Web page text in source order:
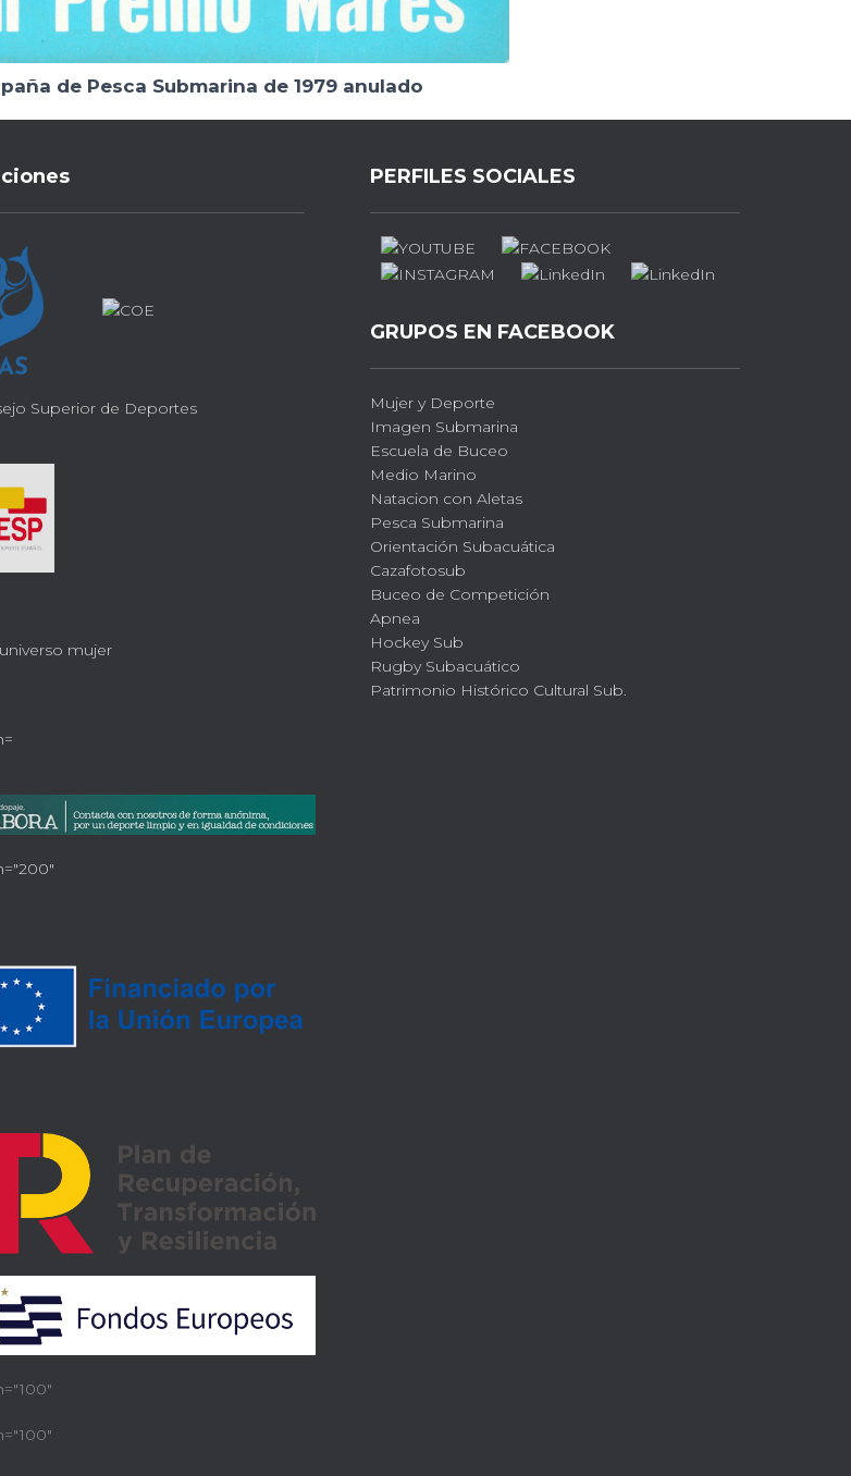
de Pesca Submarina de 1979 anulado
PERFILES SOCIALES
GRUPOS EN FACEBOOK
Mujer y Deporte
Imagen Submarina
Escuela de Buceo
Medio Marino
Natacion con Aletas
Pesca Submarina
Orientación Subacuática
Cazafotosub
Buceo de Competición
Apnea
Hockey Sub
Rugby Subacuático
Patrimonio Histórico Cultural Sub.